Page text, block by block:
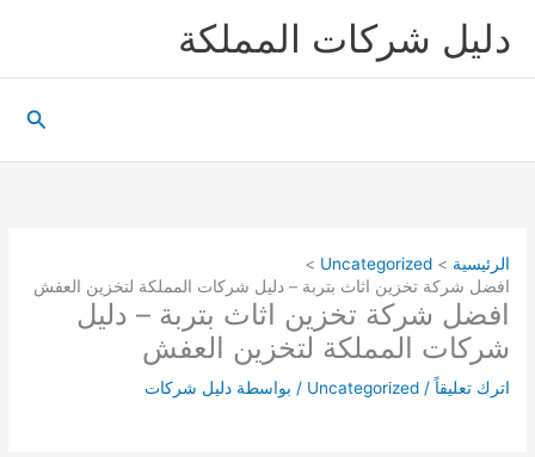
دليل شركات المملكة
الرئيسية
Uncategorized
افضل شركة تخزين اثاث بتربة – دليل شركات المملكة لتخزين العفش
افضل شركة تخزين اثاث بتربة – دليل
شركات المملكة لتخزين العفش
اترك تعليقاً /
Uncategorized / بواسطة دليل شركات